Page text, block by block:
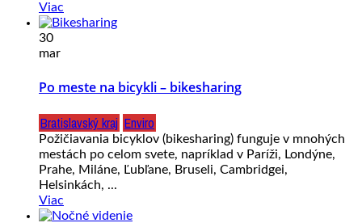
Viac
30
mar
Po meste na bicykli – bikesharing
Bratislavský kraj Enviro
Požičiavania bicyklov (bikesharing) funguje v mnohých
mestách po celom svete, napríklad v Paríži, Londýne,
Prahe, Miláne, Ľubľane, Bruseli, Cambridgei,
Helsinkách, ...
Viac